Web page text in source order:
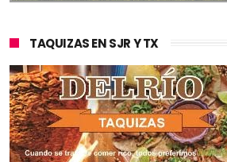
TAQUIZAS EN SJR Y TX